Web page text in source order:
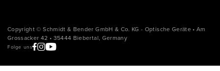
Copyright © Schmidt & Bender GmbH & Co. KG - Optische Geräte • Am
Grossacker 42 • 35444 Biebertal, Germany
Folge uns